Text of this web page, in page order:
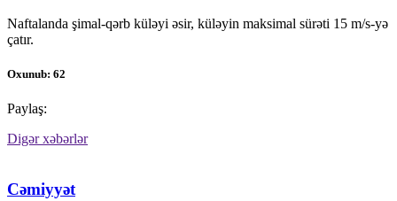
Naftalanda şimal-qərb küləyi əsir, küləyin maksimal sürəti 15 m/s-yə
çatır.
Oxunub: 62
Paylaş:
Digər xəbərlər
Cəmiyyət